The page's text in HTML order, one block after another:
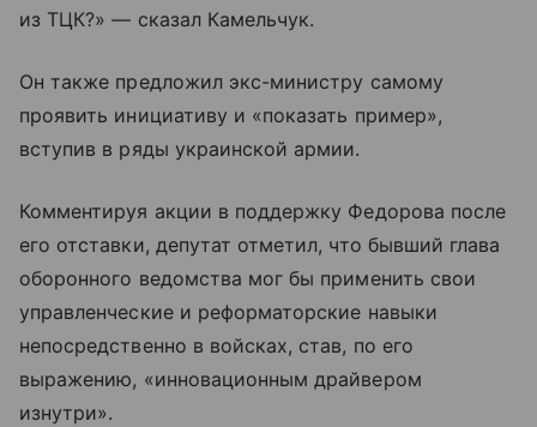
из ТЦК?» — сказал Камельчук.
Он также предложил экс-министру самому
проявить инициативу и «показать пример»,
вступив в ряды украинской армии.
Комментируя акции в поддержку Федорова после
его отставки, депутат отметил, что бывший глава
оборонного ведомства мог бы применить свои
управленческие и реформаторские навыки
непосредственно в войсках, став, по его
выражению, «инновационным драйвером
изнутри».